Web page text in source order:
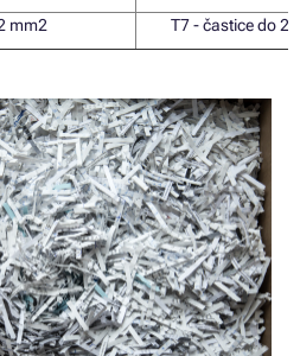
mm2 T7 - častice do